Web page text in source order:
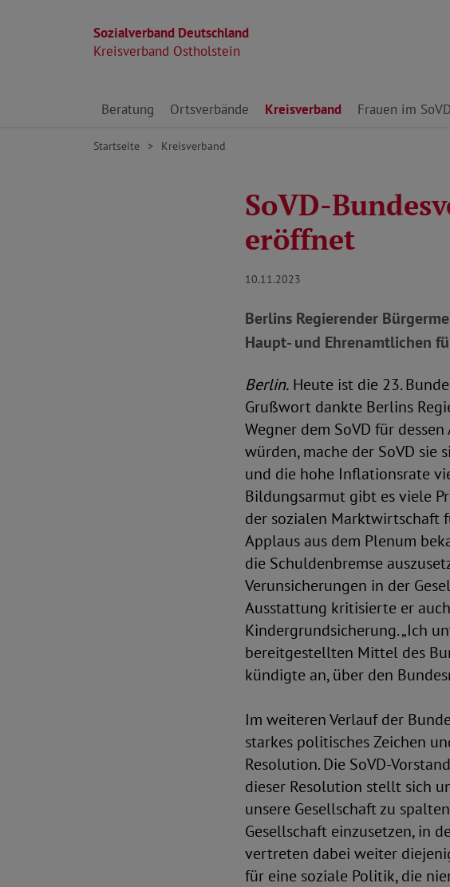
Sozialverband Deutschland
Kreisverband Ostholstein
Direkt zu den Inhalten springen
Beratung Ortsverbände Kreisverband Frauen im
Startseite Kreisverband
SoVD-
eröffnet
10.11.2023
Berlins Regierender
Haupt- und Ehrenamtlichen
Berlin. Heute ist die 23.
Grußwort dankte Berlins
Wegner dem SoVD für
würden, mache der SoVD sie
und die hohe Inflationsrate
Bildungsarmut gibt es viele
der sozialen Marktwirtschaft
Applaus aus dem Plenum
die Schuldenbremse
Verunsicherungen in der
Ausstattung kritisierte er
Kindergrundsicherung. „Ich
bereitgestellten Mittel des
kündigte an, über den
Im weiteren Verlauf der
starkes politisches Zeichen
Resolution. Die SoVD-
dieser Resolution stellt sich
unsere Gesellschaft zu
Gesellschaft einzusetzen, in
vertreten dabei weiter
für eine soziale Politik, die